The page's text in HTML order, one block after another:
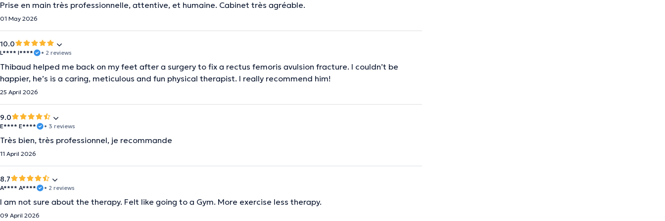
Prise en main très professionnelle, attentive, et humaine. Cabinet très agréable.
01 May 2026
10.0
L**** I**** • 2 reviews
Thibaud helped me back on my feet after a surgery to fix a rectus femoris avulsion fracture. I couldn’t be
happier, he’s is a caring, meticulous and fun physical therapist. I really recommend him!
25 April 2026
9.0
E**** E**** • 3 reviews
Très bien, très professionnel, je recommande
11 April 2026
8.7
A**** A**** • 2 reviews
I am not sure about the therapy. Felt like going to a Gym. More exercise less therapy.
09 April 2026